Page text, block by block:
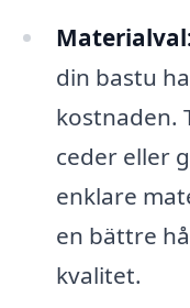
din bastu
kostnaden.
ceder eller
enklare
en bättre
kvalitet.